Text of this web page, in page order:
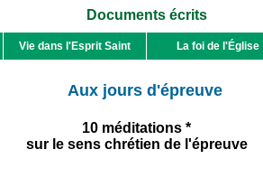
Documents écrits
Vie dans l'Esprit Saint La foi de l'Église
Aux jours d'épreuve
10 méditations *
sur le sens chrétien de l'épreuve